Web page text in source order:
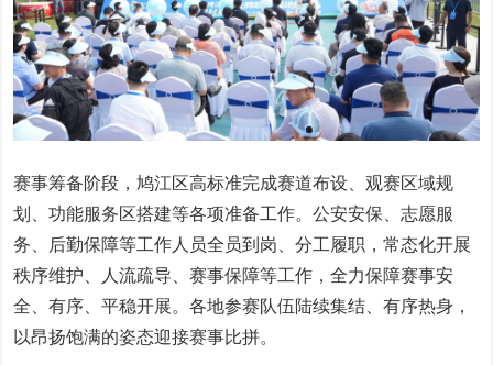
赛事筹备阶段，鸠江区高标准完成赛道布设、观赛区域规
划、功能服务区搭建等各项准备工作。公安安保、志愿服
务、后勤保障等工作人员全员到岗、分工履职，常态化开展
秩序维护、人流疏导、赛事保障等工作，全力保障赛事安
全、有序、平稳开展。各地参赛队伍陆续集结、有序热身，
以昂扬饱满的姿态迎接赛事比拼。